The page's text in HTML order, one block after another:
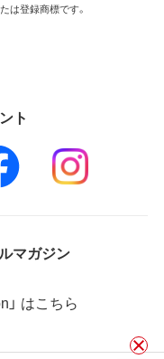
は登録商標です。
ト
マガジン
」 はこちら